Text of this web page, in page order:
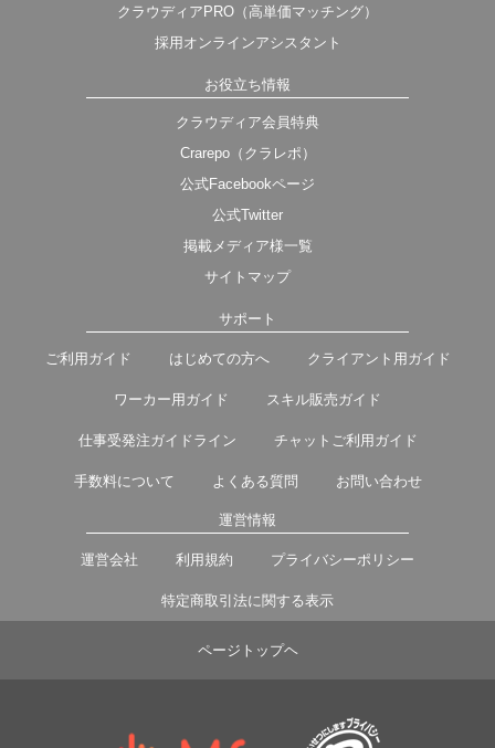
クラウディアPRO（高単価マッチング）
採用オンラインアシスタント
お役立ち情報
クラウディア会員特典
Crarepo（クラレポ）
公式Facebookページ
公式Twitter
掲載メディア様一覧
サイトマップ
サポート
ご利用ガイド はじめての方へ クライアント用ガイド
ワーカー用ガイド スキル販売ガイド
仕事受発注ガイドライン チャットご利用ガイド
手数料について よくある質問 お問い合わせ
運営情報
運営会社 利用規約 プライバシーポリシー
特定商取引法に関する表示
ページトップヘ